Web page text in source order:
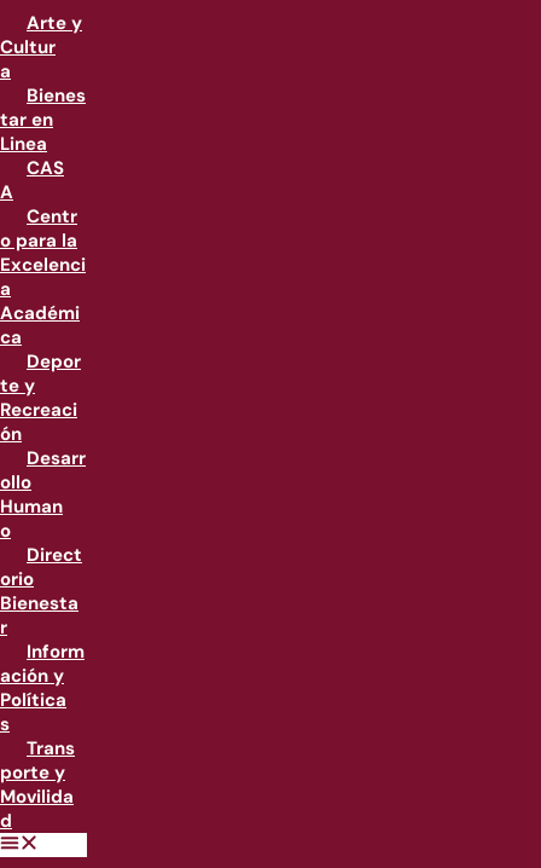
Arte y
Cultur
a
Bienes
tar en
Linea
CAS
A
Centr
o para la
Excelenci
a
Académi
ca
Depor
te y
Recreaci
ón
Desarr
ollo
Human
o
Direct
orio
Bienesta
r
Inform
ación y
Política
s
Trans
porte y
Movilida
d